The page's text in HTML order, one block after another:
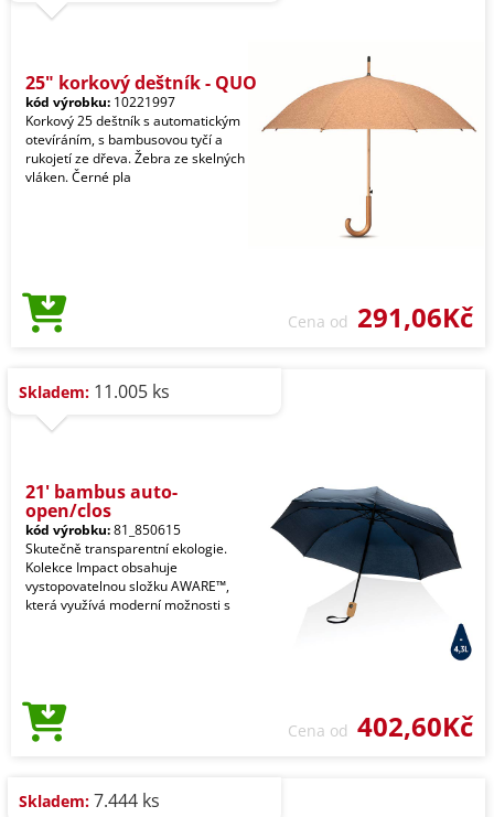
25" korkový deštník - QUO
kód výrobku: 10221997
Korkový 25 deštník s automatickým
otevíráním, s bambusovou tyčí a
rukojetí ze dřeva. Žebra ze skelných
vláken. Černé pla
Cena od 291,06Kč
Skladem: 11.005 ks
21' bambus auto-
open/clos
kód výrobku:81_850615
Skutečně transparentní ekologie.
Kolekce Impact obsahuje
vystopovatelnou složku AWARE™,
která využívá moderní možnosti s
Cena od 402,60Kč
Skladem: 7.444 ks